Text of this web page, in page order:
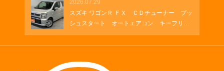
2026.07.29
スズキ ワゴンＲ ＦＸ ＣＤチューナー プッ
シュスタート オートエアコン キーフリ
ー シートヒーター